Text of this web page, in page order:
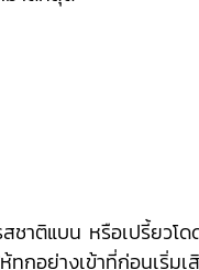
าติแบน หรือเปรี้ยวโด
กอย่างเข้าที่ก่อนเริ่มเ